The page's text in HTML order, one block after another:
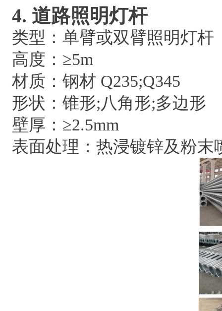
4. 道路照明灯杆
类型：单臂或双臂照明灯杆
高度：≥5m
材质：钢材 Q235;Q345
形状：锥形;八角形;多边形
壁厚：≥2.5mm
表面处理：热浸镀锌及粉末